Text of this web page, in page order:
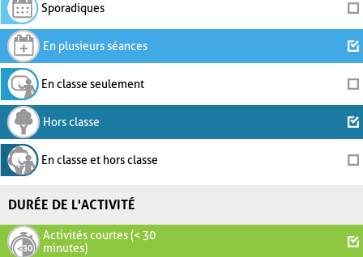
Sporadiques
En plusieurs séances
En classe seulement
Hors classe
En classe et hors classe
DURÉE DE L'ACTIVITÉ
Activités courtes (< 30
minutes)